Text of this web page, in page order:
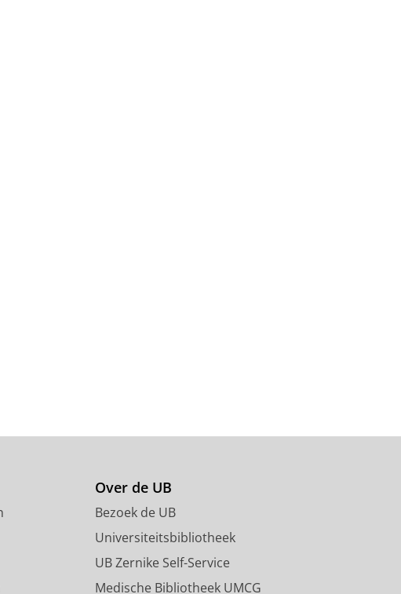
Over de UB
Bezoek de UB
Universiteitsbibliotheek
UB Zernike Self-Service
Medische Bibliotheek UMCG